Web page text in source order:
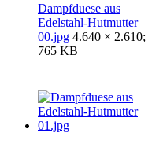
Dampfduese aus
Edelstahl-Hutmutter
00.jpg 4.640 × 2.610;
765 KB